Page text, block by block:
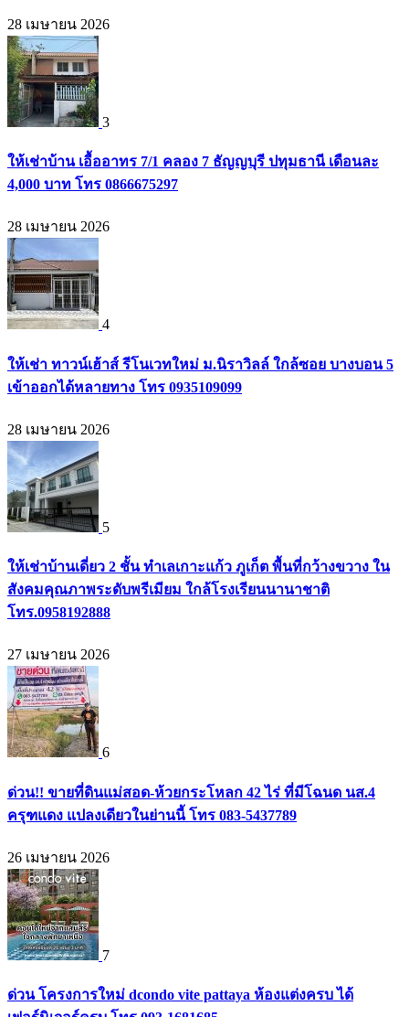
28 เมษายน 2026
3
ให้เช่าบ้าน เอื้ออาทร 7/1 คลอง 7 ธัญญบุรี ปทุมธานี เดือนละ
4,000 บาท โทร 0866675297
28 เมษายน 2026
4
ให้เช่า ทาวน์เฮ้าส์ รีโนเวทใหม่ ม.นิราวิลล์ ใกล้ซอย บางบอน 5
เข้าออกได้หลายทาง โทร 0935109099
28 เมษายน 2026
5
ให้เช่าบ้านเดี่ยว 2 ชั้น ทำเลเกาะแก้ว ภูเก็ต พื้นที่กว้างขวาง ใน
สังคมคุณภาพระดับพรีเมียม ใกล้โรงเรียนนานาชาติ
โทร.0958192888
27 เมษายน 2026
6
ด่วน!! ขายที่ดินแม่สอด-ห้วยกระโหลก 42 ไร่ ที่มีโฉนด นส.4
ครุฑแดง แปลงเดียวในย่านนี้ โทร 083-5437789
26 เมษายน 2026
7
ด่วน โครงการใหม่ dcondo vite pattaya ห้องแต่งครบ ได้